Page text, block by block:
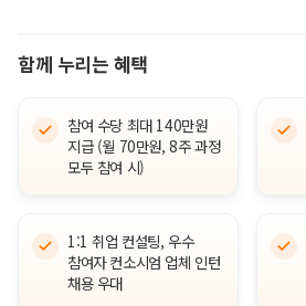
함께 누리는 혜택
참여 수당 최대 140만원
지급 (월 70만원, 8주 과정
모두 참여 시)
1:1 취업 컨설팅, 우수
참여자 컨소시엄 업체 인턴
채용 우대